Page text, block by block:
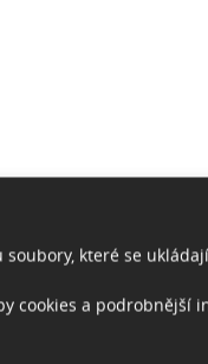
soubory, které se
cookies a podrobnější